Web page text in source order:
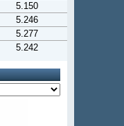
5.150
5.246
5.277
5.242